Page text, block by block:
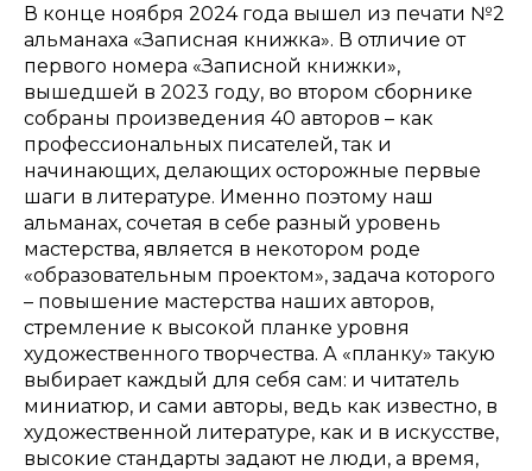
В конце ноября 2024 года вышел из печати №2
альманаха «Записная книжка». В отличие от
первого номера «Записной книжки»,
вышедшей в 2023 году, во втором сборнике
собраны произведения 40 авторов – как
профессиональных писателей, так и
начинающих, делающих осторожные первые
шаги в литературе. Именно поэтому наш
альманах, сочетая в себе разный уровень
мастерства, является в некотором роде
«образовательным проектом», задача которого
– повышение мастерства наших авторов,
стремление к высокой планке уровня
художественного творчества. А «планку» такую
выбирает каждый для себя сам: и читатель
миниатюр, и сами авторы, ведь как известно, в
художественной литературе, как и в искусстве,
высокие стандарты задают не люди, а время,